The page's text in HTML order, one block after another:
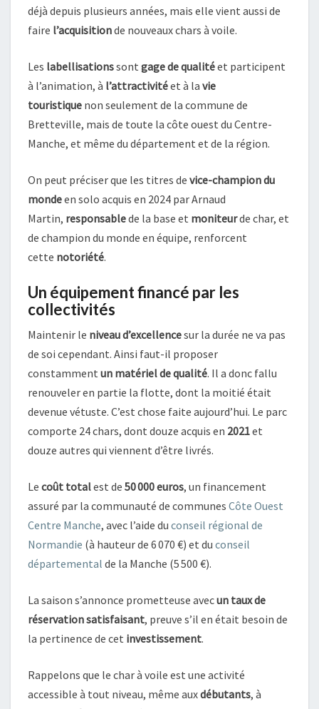
déjà depuis plusieurs années, mais elle vient aussi de
faire l’acquisitionde nouveaux chars à voile.
Les labellisationssont gage de qualitéet participent
à l’animation, à l’attractivitéet à la vie
touristique non seulement de la commune de
Bretteville, mais de toute la côte ouest du Centre-
Manche, et même du département et de la région.
On peut préciser que les titres de vice-champion du
mondeen solo acquis en 2024 par Arnaud
Martin, responsablede la base et moniteurde char, et
de champion du monde en équipe, renforcent
cette notoriété.
Un équipement financé par les
collectivités
Maintenir le niveau d’excellencesur la durée ne va pas
de soi cependant. Ainsi faut-il proposer
constamment un matériel de qualité. Il a donc fallu
renouveler en partie la flotte, dont la moitié était
devenue vétuste. C’est chose faite aujourd’hui. Le parc
comporte 24 chars, dont douze acquis en 2021et
douze autres qui viennent d’être livrés.
Le coût totalest de 50 000 euros, un financement
assuré par la communauté de communes Côte Ouest
Centre Manche, avec l’aide du conseil régional de
Normandie (à hauteur de 6 070 €) et du conseil
départemental de la Manche (5 500 €).
La saison s’annonce prometteuse avecun taux de
réservation satisfaisant, preuve s’il en était besoin de
la pertinence de cet investissement.
Rappelons que le char à voile est une activité
accessible à tout niveau, même auxdébutants, à